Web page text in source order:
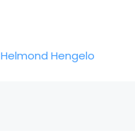
Helmond Hengelo